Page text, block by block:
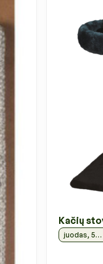
Kačių
juodas, 52 cm